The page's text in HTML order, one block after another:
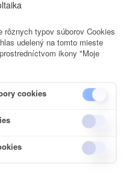
rôznych typov súborov Cookies
udelený na tomto mieste
ikony "Moje
cookies